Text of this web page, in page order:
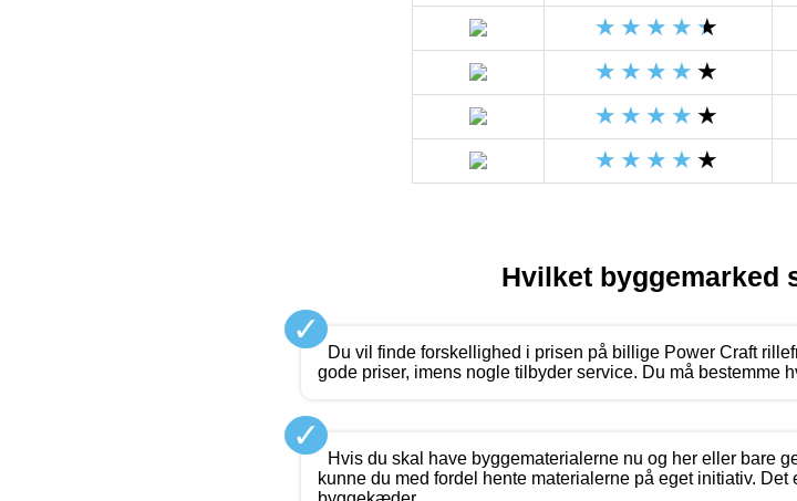
Hvilket byggemarked
✓
Du vil finde forskellighed i prisen på billige Power Craft
gode priser, imens nogle tilbyder service. Du må bestemme
✓
Hvis du skal have byggematerialerne nu og her eller bare
kunne du med fordel hente materialerne på eget initiativ.